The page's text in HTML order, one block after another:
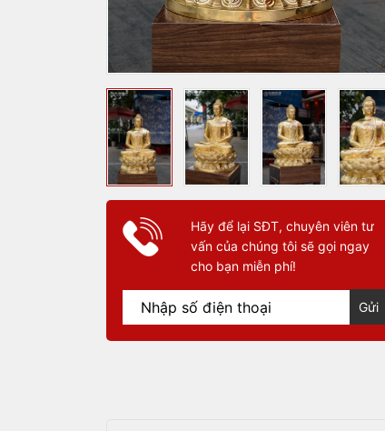
Hãy để lại SĐT, chuyên viên tư
vấn của chúng tôi sẽ gọi ngay
cho bạn miễn phí!
Gửi